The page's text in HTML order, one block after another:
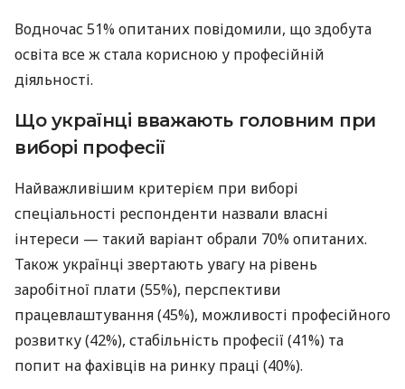
Водночас 51% опитаних повідомили, що здобута
освіта все ж стала корисною у професійній
діяльності.
Що українці вважають головним при
виборі професії
Найважливішим критерієм при виборі
спеціальності респонденти назвали власні
інтереси — такий варіант обрали 70% опитаних.
Також українці звертають увагу на рівень
заробітної плати (55%), перспективи
працевлаштування (45%), можливості професійного
розвитку (42%), стабільність професії (41%) та
попит на фахівців на ринку праці (40%).